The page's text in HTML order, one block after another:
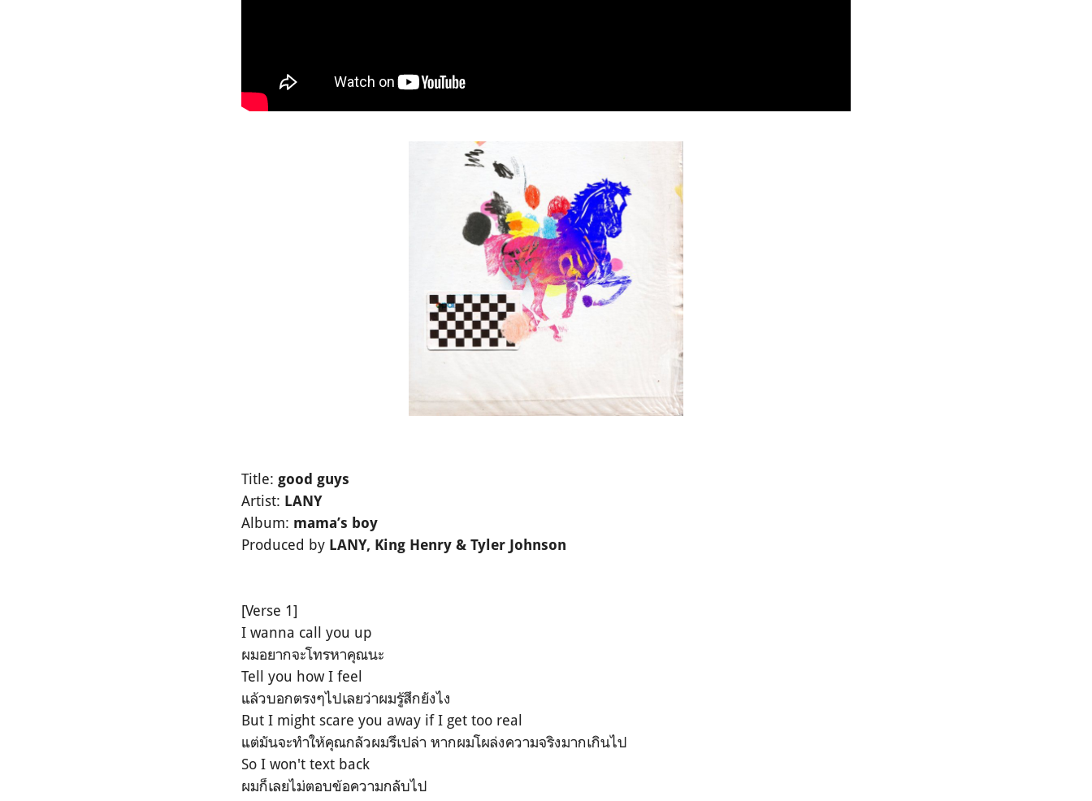
Title: good guys
Artist: LANY
Album: mama’s boy
Produced by LANY, King Henry & Tyler Johnson
[Verse 1]
I wanna call you up
ผมอยากจะโทรหาคุณนะ
Tell you how I feel
แล้วบอกตรงๆไปเลยว่าผมรู้สึกยังไง
But I might scare you away if I get too real
แต่มันจะทำให้คุณกลัวผมรึเปล่า หากผมโผล่งความจริงมากเกินไป
So I won't text back
ผมก็เลยไม่ตอบข้อความกลับไป